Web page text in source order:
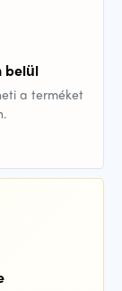
belül
a terméket